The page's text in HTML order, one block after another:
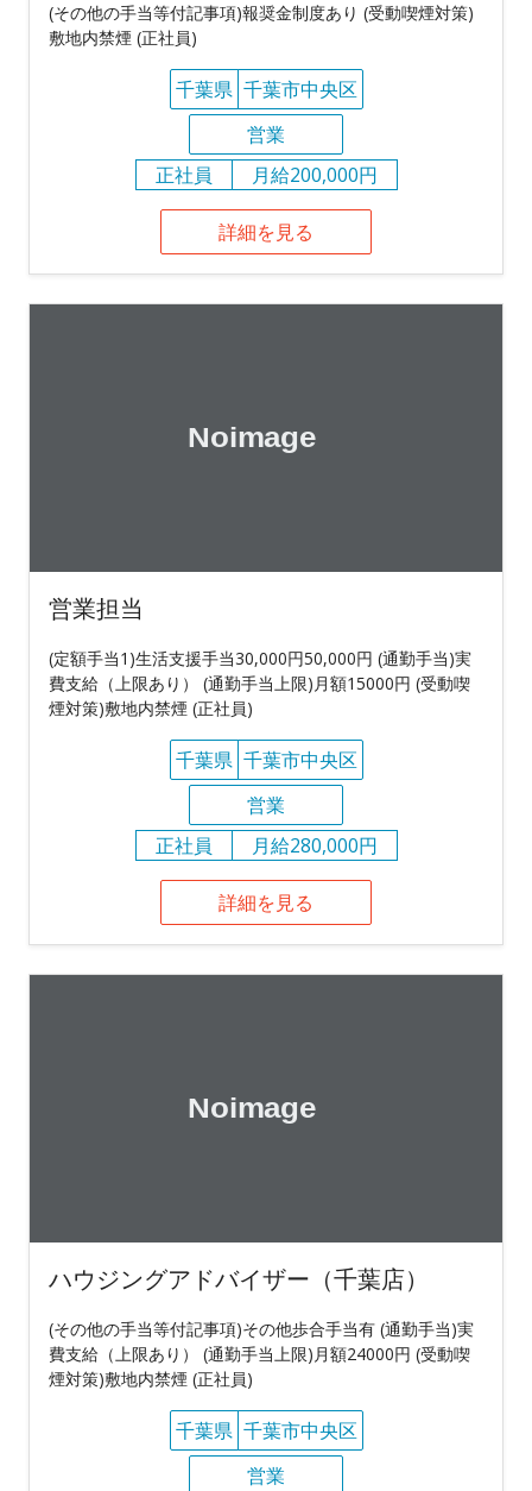
(その他の手当等付記事項)報奨金制度あり (受動喫煙対策)
敷地内禁煙 (正社員)
千葉県 千葉市中央区
営業
正社員
月給200,000円
詳細を見る
営業担当
(定額手当1)生活支援手当30,000円50,000円 (通勤手当)実
費支給（上限あり） (通勤手当上限)月額15000円 (受動喫
煙対策)敷地内禁煙 (正社員)
千葉県 千葉市中央区
営業
正社員
月給280,000円
詳細を見る
ハウジングアドバイザー（千葉店）
(その他の手当等付記事項)その他歩合手当有 (通勤手当)実
費支給（上限あり） (通勤手当上限)月額24000円 (受動喫
煙対策)敷地内禁煙 (正社員)
千葉県 千葉市中央区
営業